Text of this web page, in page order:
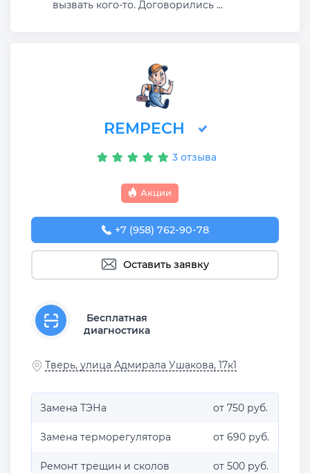
вызвать кого-то. Договорились ...
REMPECH
3 отзыва
Акции
+7 (958) 762-90-78
Оставить заявку
Бесплатная
диагностика
Тверь, улица Адмирала Ушакова, 17к1
Замена ТЭНа от 750 руб.
Замена терморегулятора от 690 руб.
Ремонт трещин и сколов от 500 руб.